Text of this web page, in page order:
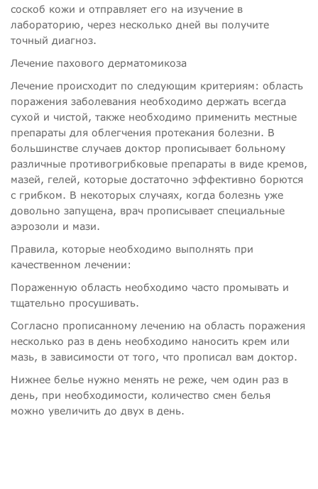
соскоб кожи и отправляет его на изучение в
лабораторию, через несколько дней вы получите
точный диагноз.
Лечение пахового дерматомикоза
Лечение происходит по следующим критериям: область
поражения заболевания необходимо держать всегда
сухой и чистой, также необходимо применить местные
препараты для облегчения протекания болезни. В
большинстве случаев доктор прописывает больному
различные противогрибковые препараты в виде кремов,
мазей, гелей, которые достаточно эффективно борются
с грибком. В некоторых случаях, когда болезнь уже
довольно запущена, врач прописывает специальные
аэрозоли и мази.
Правила, которые необходимо выполнять при
качественном лечении:
Пораженную область необходимо часто промывать и
тщательно просушивать.
Согласно прописанному лечению на область поражения
несколько раз в день необходимо наносить крем или
мазь, в зависимости от того, что прописал вам доктор.
Нижнее белье нужно менять не реже, чем один раз в
день, при необходимости, количество смен белья
можно увеличить до двух в день.